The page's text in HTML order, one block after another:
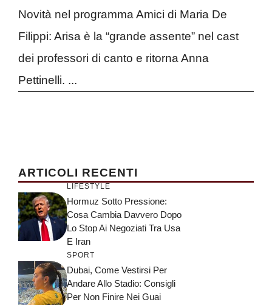
Novità nel programma Amici di Maria De
Filippi: Arisa è la “grande assente” nel cast
dei professori di canto e ritorna Anna
Pettinelli. ...
ARTICOLI RECENTI
LIFESTYLE
Hormuz Sotto Pressione:
Cosa Cambia Davvero Dopo
Lo Stop Ai Negoziati Tra Usa
E Iran
SPORT
Dubai, Come Vestirsi Per
Andare Allo Stadio: Consigli
Per Non Finire Nei Guai